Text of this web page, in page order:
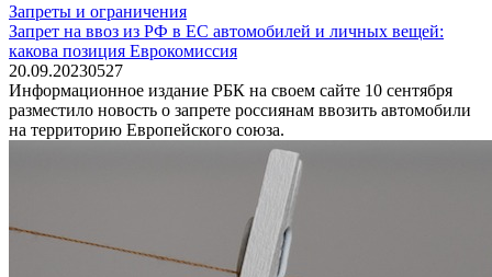
Запреты и ограничения
Запрет на ввоз из РФ в ЕС автомобилей и личных вещей:
какова позиция Еврокомиссия
20.09.20230527
Информационное издание РБК на своем сайте 10 сентября
разместило новость о запрете россиянам ввозить автомобили
на территорию Европейского союза.